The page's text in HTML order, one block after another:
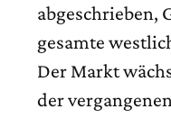
abgeschrieben,
gesamte
Der Markt
der